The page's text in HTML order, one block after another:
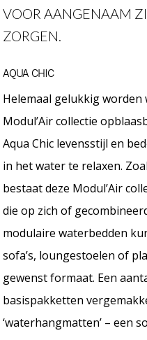
VOOR AANGENAAM
ZORGEN.
AQUA CHIC
Helemaal gelukkig worden
Modul’Air collectie
Aqua Chic levensstijl en
in het water te relaxen.
bestaat deze Modul’Air
die op zich of
modulaire waterbedden
sofa’s, loungestoelen of
gewenst formaat. Een
basispakketten
‘waterhangmatten’ – een